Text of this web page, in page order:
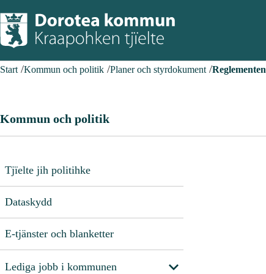
Start Kommun och politik Planer och styrdokument Reglementen
Kommun och politik
Tjïelte jih politihke
Dataskydd
E-tjänster och blanketter
Lediga jobb i kommunen